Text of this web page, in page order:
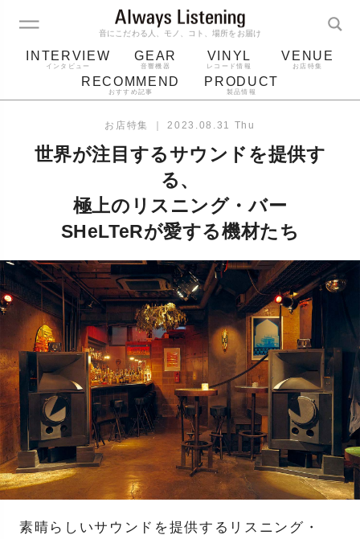
音にこだわる人、モノ、コト、場所をお届け
INTERVIEW
インタビュー
GEAR
音響機器
VINYL
レコード情報
VENUE
お店特集
RECOMMEND
おすすめ記事
PRODUCT
製品情報
ジャケット アルバム
レコード針
お店特集 ｜ 2023.08.31 Thu
世界が注目するサウンドを提供す
る、
極上のリスニング・バー
SHeLTeRが愛する機材たち
素晴らしいサウンドを提供するリスニング・